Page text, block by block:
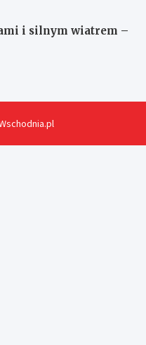
i silnym wiatrem –